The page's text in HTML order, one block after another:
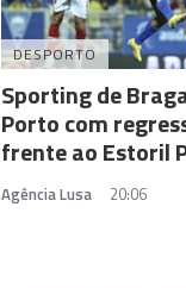
DESPORTO
Sporting de
Porto com
frente ao Estoril
Agência Lusa 20:06